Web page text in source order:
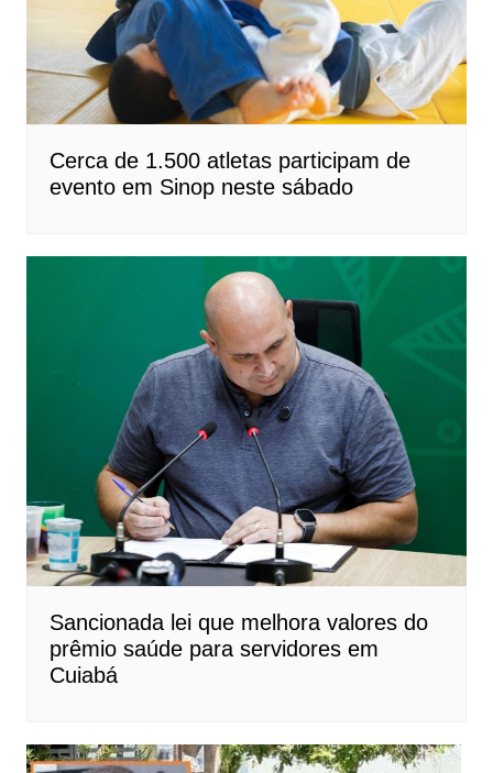
Cerca de 1.500 atletas participam de
evento em Sinop neste sábado
Sancionada lei que melhora valores do
prêmio saúde para servidores em
Cuiabá